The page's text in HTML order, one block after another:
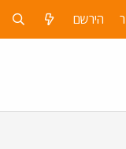
הירשם